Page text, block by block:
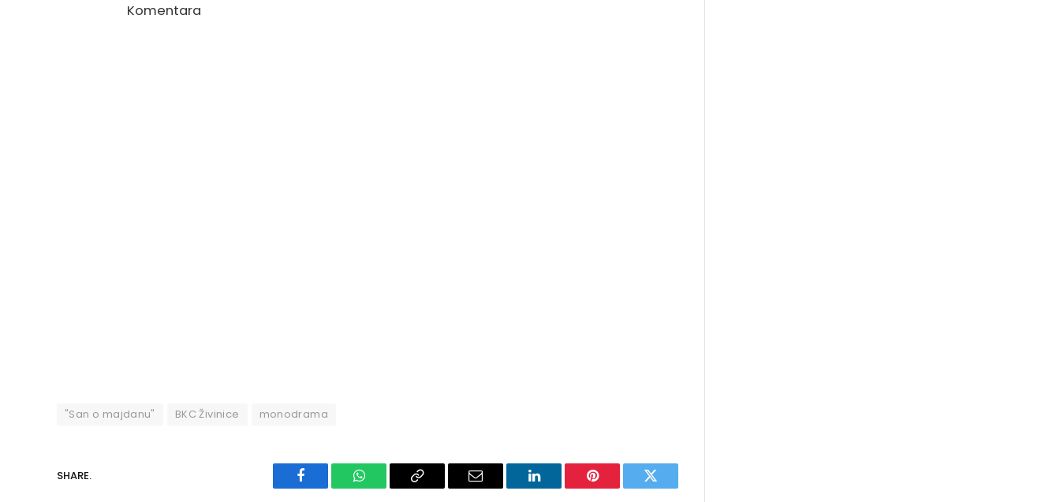
Komentara
"San o majdanu" BKC Živinice monodrama
SHARE.
Facebook WhatsAppCopy
Email LinkedIn Pinterest Twitter